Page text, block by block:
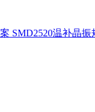
SMD2520温补晶